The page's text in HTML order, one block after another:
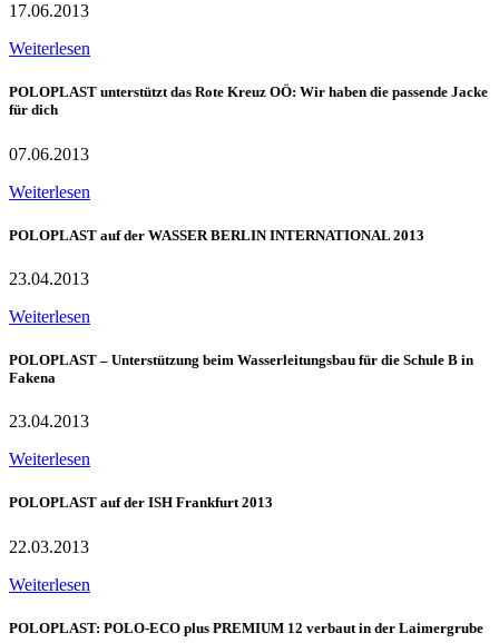
17.06.2013
Weiterlesen
POLOPLAST unterstützt das Rote Kreuz OÖ: Wir haben die passende Jacke
für dich
07.06.2013
Weiterlesen
POLOPLAST auf der WASSER BERLIN INTERNATIONAL 2013
23.04.2013
Weiterlesen
POLOPLAST – Unterstützung beim Wasserleitungsbau für die Schule B in
Fakena
23.04.2013
Weiterlesen
POLOPLAST auf der ISH Frankfurt 2013
22.03.2013
Weiterlesen
POLOPLAST: POLO-ECO plus PREMIUM 12 verbaut in der Laimergrube